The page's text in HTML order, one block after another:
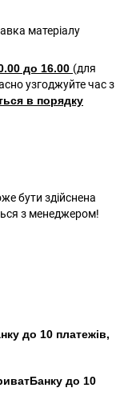
матеріалу
до 16.00 (для
узгоджуйте час з
в порядку
бути здійснена
з менеджером!
до 10 платежів,
до 10